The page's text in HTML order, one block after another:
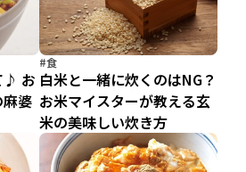
♪ お
婆
#食
白米と一緒に炊くのはNG？
お米マイスターが教える玄
米の美味しい炊き方